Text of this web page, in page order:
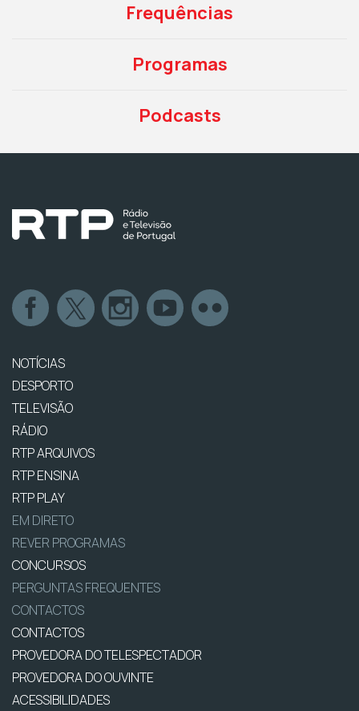
Frequências
Programas
Podcasts
NOTÍCIAS
DESPORTO
TELEVISÃO
RÁDIO
RTP ARQUIVOS
RTP ENSINA
RTP PLAY
EM DIRETO
REVER PROGRAMAS
CONCURSOS
PERGUNTAS FREQUENTES
CONTACTOS
CONTACTOS
PROVEDORA DO TELESPECTADOR
PROVEDORA DO OUVINTE
ACESSIBILIDADES